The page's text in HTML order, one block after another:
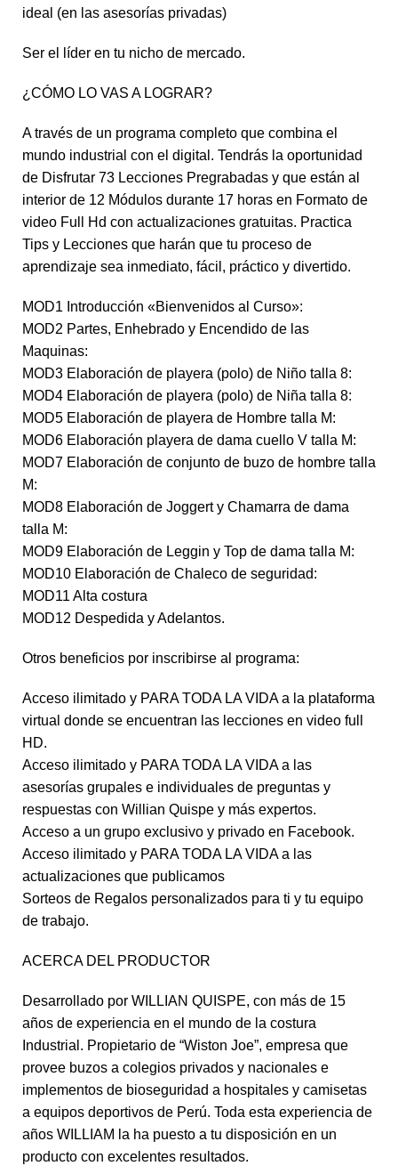
ideal (en las asesorías privadas)
Ser el líder en tu nicho de mercado.
¿CÓMO LO VAS A LOGRAR?
A través de un programa completo que combina el
mundo industrial con el digital. Tendrás la oportunidad
de Disfrutar 73 Lecciones Pregrabadas y que están al
interior de 12 Módulos durante 17 horas en Formato de
video Full Hd con actualizaciones gratuitas. Practica
Tips y Lecciones que harán que tu proceso de
aprendizaje sea inmediato, fácil, práctico y divertido.
MOD1 Introducción «Bienvenidos al Curso»:
MOD2 Partes, Enhebrado y Encendido de las
Maquinas:
MOD3 Elaboración de playera (polo) de Niño talla 8:
MOD4 Elaboración de playera (polo) de Niña talla 8:
MOD5 Elaboración de playera de Hombre talla M:
MOD6 Elaboración playera de dama cuello V talla M:
MOD7 Elaboración de conjunto de buzo de hombre talla
M:
MOD8 Elaboración de Joggert y Chamarra de dama
talla M:
MOD9 Elaboración de Leggin y Top de dama talla M:
MOD10 Elaboración de Chaleco de seguridad:
MOD11 Alta costura
MOD12 Despedida y Adelantos.
Otros beneficios por inscribirse al programa:
Acceso ilimitado y PARA TODA LA VIDA a la plataforma
virtual donde se encuentran las lecciones en video full
HD.
Acceso ilimitado y PARA TODA LA VIDA a las
asesorías grupales e individuales de preguntas y
respuestas con Willian Quispe y más expertos.
Acceso a un grupo exclusivo y privado en Facebook.
Acceso ilimitado y PARA TODA LA VIDA a las
actualizaciones que publicamos
Sorteos de Regalos personalizados para ti y tu equipo
de trabajo.
ACERCA DEL PRODUCTOR
Desarrollado por WILLIAN QUISPE, con más de 15
años de experiencia en el mundo de la costura
Industrial. Propietario de “Wiston Joe”, empresa que
provee buzos a colegios privados y nacionales e
implementos de bioseguridad a hospitales y camisetas
a equipos deportivos de Perú. Toda esta experiencia de
años WILLIAM la ha puesto a tu disposición en un
producto con excelentes resultados.